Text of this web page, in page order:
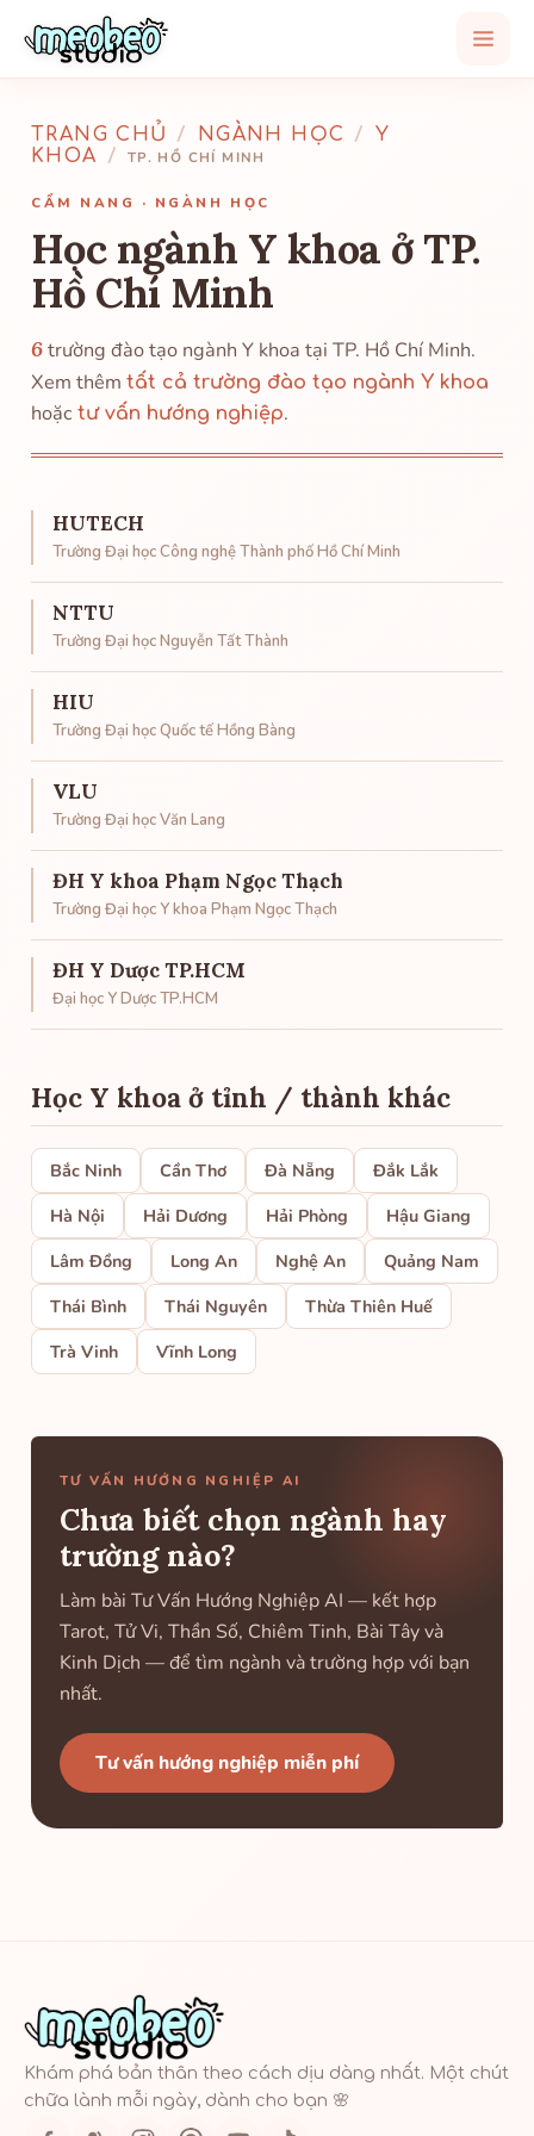
TRANG CHỦ / NGÀNH HỌC /
Y
KHOA
/ TP. HỒ CHÍ MINH
CẨM NANG · NGÀNH HỌC
Học ngành Y khoa ở TP.
Hồ Chí Minh
6trường đào tạo ngành Y khoa tại TP. Hồ Chí Minh.
Xem thêm tất cả trường đào tạo ngành Y khoa
hoặc tư vấn hướng nghiệp.
HUTECH
Trường Đại học Công nghệ Thành phố Hồ Chí Minh
NTTU
Trường Đại học Nguyễn Tất Thành
HIU
Trường Đại học Quốc tế Hồng Bàng
VLU
Trường Đại học Văn Lang
ĐH Y khoa Phạm Ngọc Thạch
Trường Đại học Y khoa Phạm Ngọc Thạch
ĐH Y Dược TP.HCM
Đại học Y Dược TP.HCM
Học Y khoa ở tỉnh / thành khác
Bắc Ninh Cần Thơ Đà Nẵng
Đắk Lắk
Hà Nội
Hải Dương Hải Phòng
Hậu Giang
Lâm Đồng
Long An Nghệ An
Quảng Nam
Thái Bình
Thái Nguyên
Thừa Thiên Huế
Trà Vinh
Vĩnh Long
TƯ VẤN HƯỚNG NGHIỆP AI
Chưa biết chọn ngành hay
trường nào?
Làm bài Tư Vấn Hướng Nghiệp AI — kết hợp
Tarot, Tử Vi, Thần Số, Chiêm Tinh, Bài Tây và
Kinh Dịch — để tìm ngành và trường hợp với bạn
nhất.
Tư vấn hướng nghiệp miễn phí
Khám phá bản thân theo cách dịu dàng nhất. Một chút
chữa lành mỗi ngày, dành cho bạn 🌸